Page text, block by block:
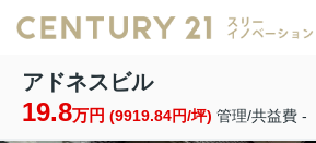
アドネスビル
19.8万円 (9919.84円/坪) 管理/共益費 -